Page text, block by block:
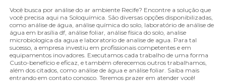
Você busca por análise do ar ambiente Recife? Encontre a solução que
você precisa aqui na Soloquímica. São diversas opções disponibilizadas,
como análise de água, análise química do solo, laboratório de análise de
água em brasília df, análise foliar, análise física do solo, analise
microbiologica da agua e laboratorio de analise de agua. Para tal
sucesso, a empresa investiu em profissionais competentes e em
equipamentos inovadores. Executamos cada trabalho de uma forma
Custo-benefício e eficaz, e também oferecemos outros trabalhamos,
além dos citados, como análise de água e análise foliar. Saiba mais
entrando em contato conosco. Teremos prazer em atender você!